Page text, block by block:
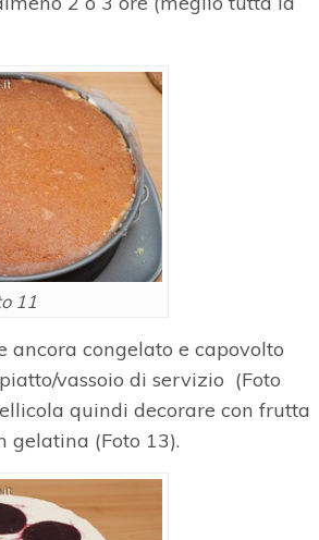
11
ancora congelato e capovolto
vassoio di servizio (Foto
quindi decorare con frutta
gelatina (Foto 13).